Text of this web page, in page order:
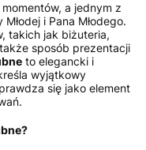
a jednym z
i Pana Młodego.
takich jak biżuteria,
sposób prezentacji
to elegancki i
wyjątkowy
się jako element